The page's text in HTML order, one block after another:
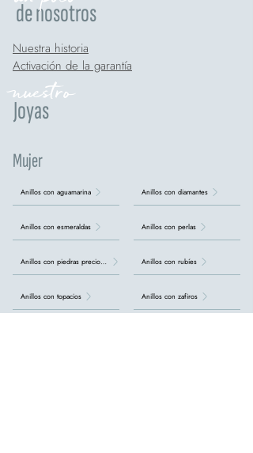
de nosotros
Nuestra historia
Activación de la garantía
nuestro
Joyas
Mujer
Anillos con aguamarina
Anillos con esmeraldas
Anillos con piedras preciosas
Anillos con topacios
Anillos con diamantes
Anillos con perlas
Anillos con rubíes
Anillos con zafiros